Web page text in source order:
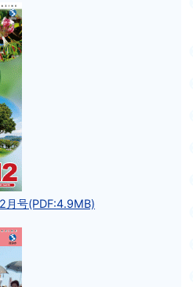
月号(PDF:4.9MB)